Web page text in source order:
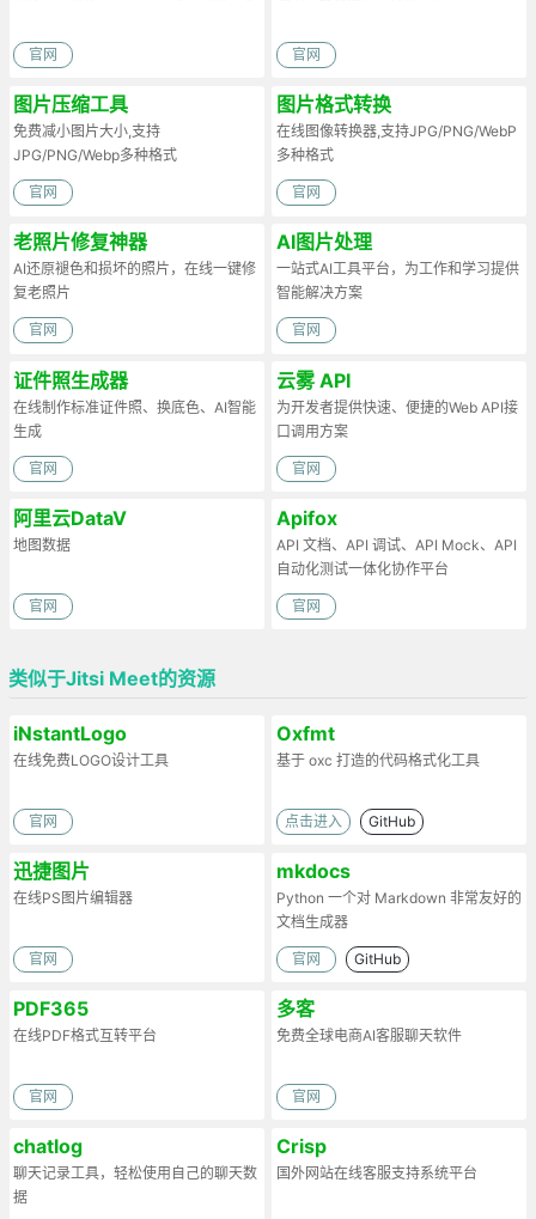
官网 官网
图片压缩工具
免费减小图片大小,支持
JPG/PNG/Webp多种格式
官网
图片格式转换
在线图像转换器,支持JPG/PNG/WebP
多种格式
官网
老照片修复神器
AI还原褪色和损坏的照片，在线一键修
复老照片
官网
AI图片处理
一站式AI工具平台，为工作和学习提供
智能解决方案
官网
证件照生成器
在线制作标准证件照、换底色、AI智能
生成
官网
云雾 API
为开发者提供快速、便捷的Web API接
口调用方案
官网
阿里云DataV
地图数据
官网
Apifox
API 文档、API 调试、API Mock、API
自动化测试一体化协作平台
官网
类似于Jitsi Meet的资源
iNstantLogo
在线免费LOGO设计工具
官网
Oxfmt
基于 oxc 打造的代码格式化工具
点击进入 GitHub
迅捷图片
在线PS图片编辑器
官网
mkdocs
Python 一个对 Markdown 非常友好的
文档生成器
官网 GitHub
PDF365
在线PDF格式互转平台
官网
多客
免费全球电商AI客服聊天软件
官网
chatlog
聊天记录工具，轻松使用自己的聊天数
据
Crisp
国外网站在线客服支持系统平台